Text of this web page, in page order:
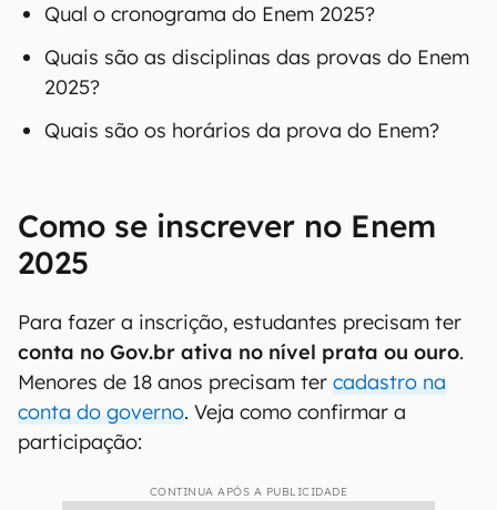
Qual o cronograma do Enem 2025?
Quais são as disciplinas das provas do Enem
2025?
Quais são os horários da prova do Enem?
Como se inscrever no Enem
2025
Para fazer a inscrição, estudantes precisam ter
conta no Gov.br ativa no nível prata ou ouro.
Menores de 18 anos precisam ter cadastro na
conta do governo. Veja como confirmar a
participação:
CONTINUA APÓS A PUBLICIDADE